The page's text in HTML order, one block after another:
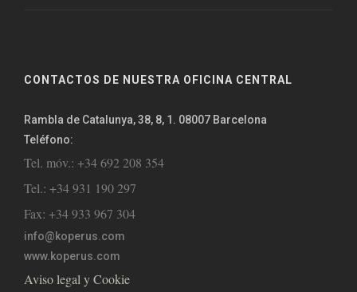
CONTACTOS DE NUESTRA OFICINA CENTRAL
Rambla de Catalunya, 38, 8, 1. 08007 Barcelona
Teléfono:
Tel. móv.: +34 692 208 354
Tel.: +34 931 190 297
Fax: +34 933 967 304
info@koperus.com
www.koperus.com
Aviso legal y Cookie